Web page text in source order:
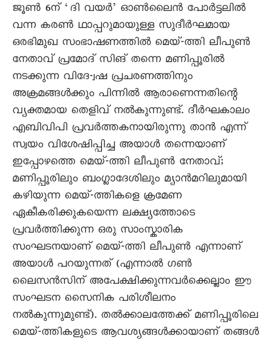
ജൂൺ 6ന് ‘ദി വയർ’ ഓൺലൈൻ പോർട്ടലിൽ
വന്ന കരൺ ഥാപ്പറുമായുള്ള സുദീർഘമായ
ഒരഭിമുഖ സംഭാഷണത്തിൽ മെയ്-ത്തി ലീപുൺ
നേതാവ് പ്രമോദ് സിങ് തന്നെ മണിപ്പൂരിൽ
നടക്കുന്ന വിദേ-്വഷ പ്രചരണത്തിനും
അക്രമങ്ങൾക്കും പിന്നിൽ ആരാണെന്നതിന്റെ
വ്യക്തമായ തെളിവ് നൽകുന്നുണ്ട്. ദീർഘകാലം
എബിവിപി പ്രവർത്തകനായിരുന്നു താൻ എന്ന്
സ്വയം വിശേഷിപ്പിച്ച അയാൾ തന്നെയാണ്
ഇപ്പോഴത്തെ മെയ്-ത്തി ലീപുൺ നേതാവ്;
മണിപ്പൂരിലും ബംഗ്ലാദേശിലും മ്യാൻമറിലുമായി
കഴിയുന്ന മെയ്-ത്തികളെ ക്രമേണ
ഏകീകരിക്കുകയെന്ന ലക്ഷ്യത്തോടെ
പ്രവർത്തിക്കുന്ന ഒരു സാംസ്കാരിക
സംഘടനയാണ് മെയ്-ത്തി ലീപുൺ എന്നാണ്
അയാൾ പറയുന്നത് (എന്നാൽ ഗൺ
ലെെസൻസിന് അപേക്ഷിക്കുന്നവർക്കെല്ലാം ഈ
സംഘടന സെെനിക പരിശീലനം
നൽകുന്നുമുണ്ട്). തൽക്കാലത്തേക്ക് മണിപ്പൂരിലെ
മെയ്-ത്തികളുടെ ആവശ്യങ്ങൾക്കായാണ് തങ്ങൾ